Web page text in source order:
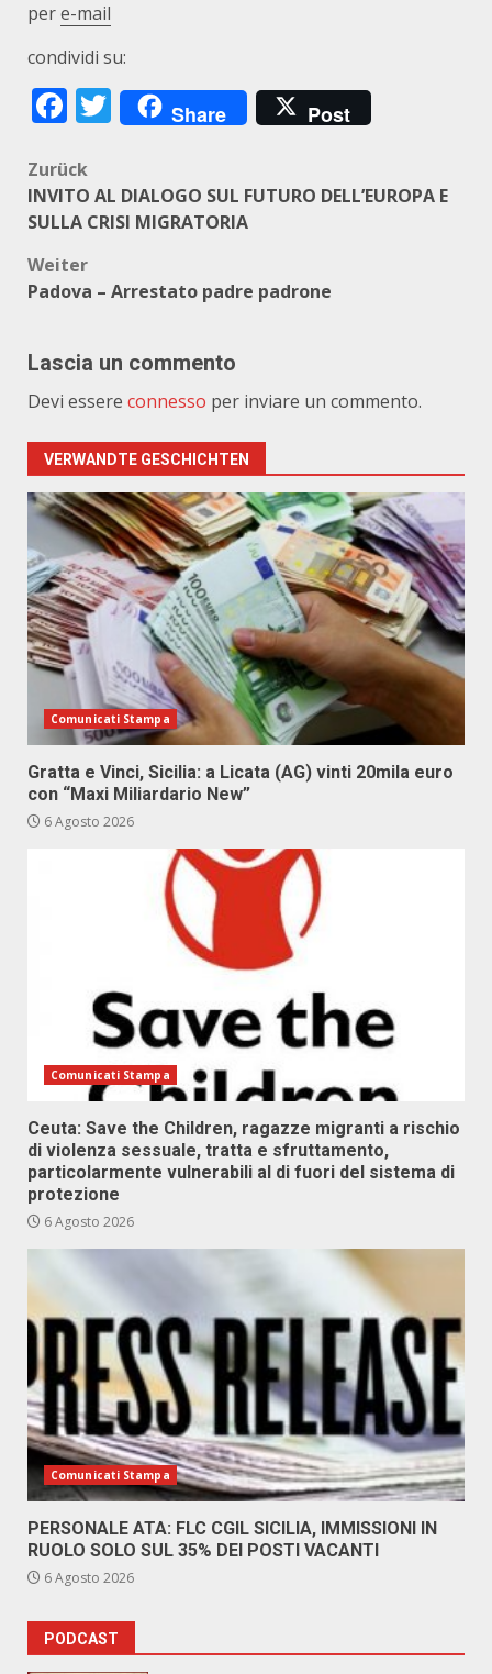
pere-mail
condividi su:
Facebook
Twitter
Share Post
Beitragsnavigation
Zurück
INVITO AL DIALOGO SUL FUTURO DELL’EUROPA E
SULLA CRISI MIGRATORIA
Weiter
Padova – Arrestato padre padrone
Lascia un commento
Devi essere connesso per inviare un commento.
VERWANDTE GESCHICHTEN
Comunicati Stampa
Gratta e Vinci, Sicilia: a Licata (AG) vinti 20mila euro
con “Maxi Miliardario New”
6 Agosto 2026
Comunicati Stampa
Ceuta: Save the Children, ragazze migranti a rischio
di violenza sessuale, tratta e sfruttamento,
particolarmente vulnerabili al di fuori del sistema di
protezione
6 Agosto 2026
Comunicati Stampa
PERSONALE ATA: FLC CGIL SICILIA, IMMISSIONI IN
RUOLO SOLO SUL 35% DEI POSTI VACANTI
6 Agosto 2026
PODCAST